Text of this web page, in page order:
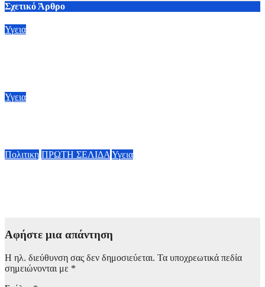
Σχετικό Άρθρο
Υγεια
Υγεια
Πολιτικη ΠΡΩΤΗ ΣΕΛΙΔΑ Υγεια
Αφήστε μια απάντηση
Η ηλ. διεύθυνση σας δεν δημοσιεύεται. Τα υποχρεωτικά πεδία
σημειώνονται με *